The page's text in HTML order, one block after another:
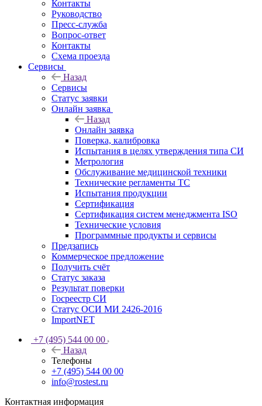
Контакты
Руководство
Пресс-служба
Вопрос-ответ
Контакты
Схема проезда
Сервисы
Назад
Сервисы
Статус заявки
Онлайн заявка
Назад
Онлайн заявка
Поверка, калибровка
Испытания в целях утверждения типа СИ
Метрология
Обслуживание медицинской техники
Технические регламенты ТС
Испытания продукции
Сертификация
Сертификация систем менеджмента ISO
Технические условия
Программные продукты и сервисы
Предзапись
Коммерческое предложение
Получить счёт
Статус заказа
Результат поверки
Госреестр СИ
Статус ОСИ МИ 2426-2016
ImportNET
+7 (495) 544 00 00
Назад
Телефоны
+7 (495) 544 00 00
info@rostest.ru
Контактная информация